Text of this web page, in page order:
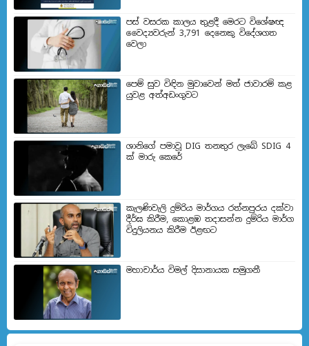
පස් වසරක කාලය තුළදී මෙරට විශේෂඥ
වෛද්‍යවරුන් 3,791 දෙනෙකු විදේශගත
වෙලා
පෙම් සුව විඳින මුවාවෙන් මත් ජාවාරම් කළ
යුවළ අත්අඩංගුවට
ශානිගේ පමාවූ DIG තනතුර ලැබේ SDIG 4
ක් මාරු කෙරේ
කැලණිවැලි දුම්රිය මාර්ගය රත්නපුරය දක්වා
දීර්ඝ කිරීම, කොළඹ තදාසන්න දුම්රිය මාර්ග
විදුලියනය කිරීම ඊළඟ​ට
මහාචාර්ය විමල් දිසානායක සමුගනී